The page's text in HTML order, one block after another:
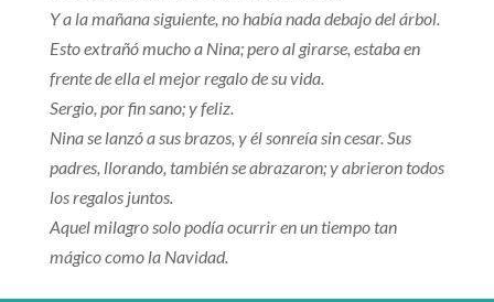
Y a la mañana siguiente, no había nada debajo del árbol.
Esto extrañó mucho a Nina; pero al girarse, estaba en
frente de ella el mejor regalo de su vida.
Sergio, por fin sano; y feliz.
Nina se lanzó a sus brazos, y él sonreía sin cesar. Sus
padres, llorando, también se abrazaron; y abrieron todos
los regalos juntos.
Aquel milagro solo podía ocurrir en un tiempo tan
mágico como la Navidad.